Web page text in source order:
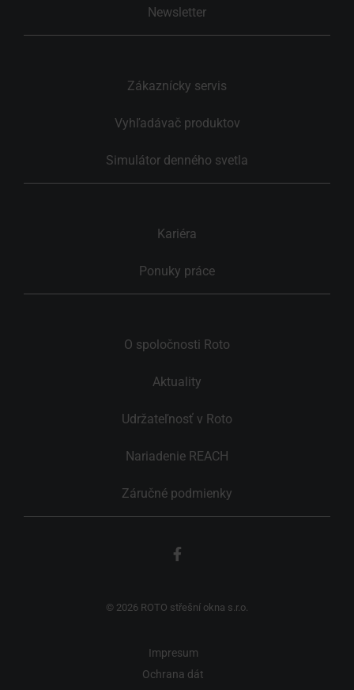
Newsletter
Zákaznícky servis
Vyhľadávač produktov
Simulátor denného svetla
Kariéra
Ponuky práce
O spoločnosti Roto
Aktuality
Udržateľnosť v Roto
Nariadenie REACH
Záručné podmienky
© 2026 ROTO střešní okna s.r.o.
Impresum
Ochrana dát